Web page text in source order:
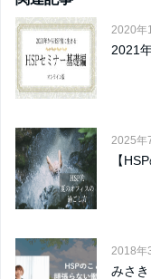
2020年
2021
2025年
【
2018年
みさ